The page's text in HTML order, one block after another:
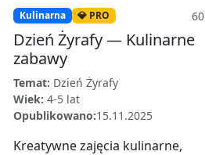
Kulinarna 💎 PRO 60
Dzień Żyrafy — Kulinarne
zabawy
Temat: Dzień Żyrafy
Wiek: 4-5 lat
Opublikowano:15.11.2025
Kreatywne zajęcia kulinarne,